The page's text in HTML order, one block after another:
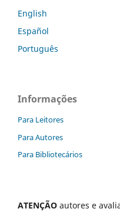
English
Español
Português
Informações
Para Leitores
Para Autores
Para Bibliotecários
ATENÇÃO autores e